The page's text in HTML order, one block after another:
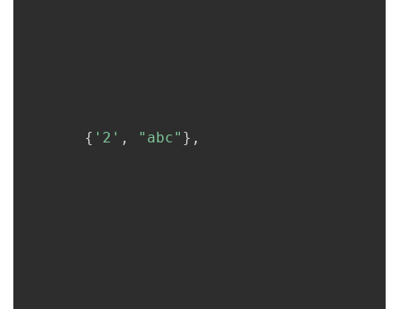
{ '2' , "abc" } ,